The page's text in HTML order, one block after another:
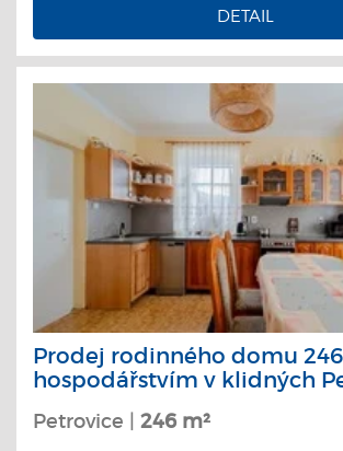
DETAIL
Prodej rodinného domu 246
hospodářstvím v klidných
Petrovice | 246 m²